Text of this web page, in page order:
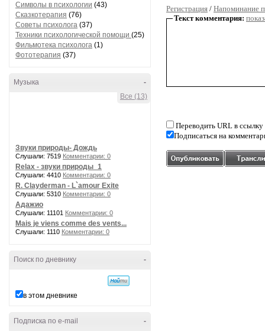
Символы в психологии (43)
Сказкотерапия (76)
Советы психолога (37)
Техники психологической помощи (25)
Фильмотека психолога (1)
Фототерапия (37)
-
Музыка
Все (13)
Звуки природы- Дождь
Слушали: 7519 Комментарии: 0
Relax - звуки природы_1
Слушали: 4410 Комментарии: 0
R. Clayderman - L`amour Exite
Слушали: 5310 Комментарии: 0
Адажио
Слушали: 11101 Комментарии: 0
Mais je viens comme des vents...
Слушали: 1110 Комментарии: 0
-
Поиск по дневнику
в этом дневнике
-
Подписка по e-mail
Регистрация / Напоминание
Текст комментария:
Переводить URL в ссылку
Подписаться на